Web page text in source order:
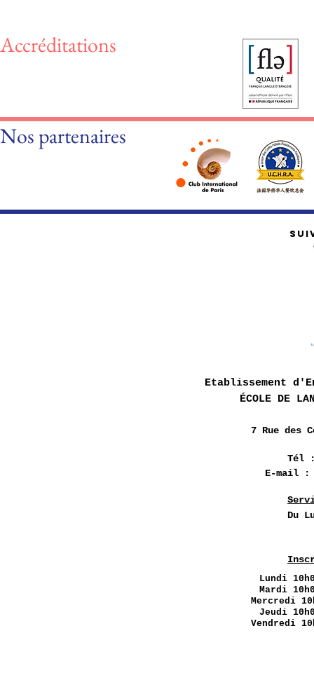
Accréditations
Nos partenaires
Etablissement
ÉCOLE DE
7 Rue des
Tél
E-mail
Du
Lundi
Mardi
Mercredi
Jeudi
Vendredi